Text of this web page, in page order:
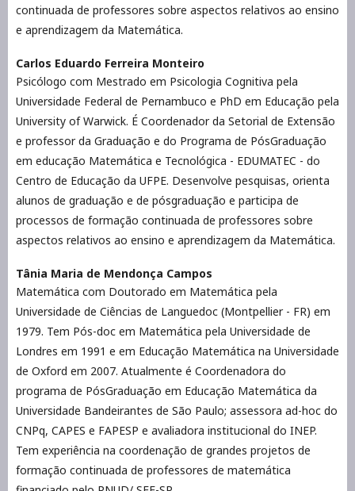
continuada de professores sobre aspectos relativos ao ensino
e aprendizagem da Matemática.
Carlos Eduardo Ferreira Monteiro
Psicólogo com Mestrado em Psicologia Cognitiva pela
Universidade Federal de Pernambuco e PhD em Educação pela
University of Warwick. É Coordenador da Setorial de Extensão
e professor da Graduação e do Programa de PósGraduação
em educação Matemática e Tecnológica - EDUMATEC - do
Centro de Educação da UFPE. Desenvolve pesquisas, orienta
alunos de graduação e de pósgraduação e participa de
processos de formação continuada de professores sobre
aspectos relativos ao ensino e aprendizagem da Matemática.
Tânia Maria de Mendonça Campos
Matemática com Doutorado em Matemática pela
Universidade de Ciências de Languedoc (Montpellier - FR) em
1979. Tem Pós-doc em Matemática pela Universidade de
Londres em 1991 e em Educação Matemática na Universidade
de Oxford em 2007. Atualmente é Coordenadora do
programa de PósGraduação em Educação Matemática da
Universidade Bandeirantes de São Paulo; assessora ad-hoc do
CNPq, CAPES e FAPESP e avaliadora institucional do INEP.
Tem experiência na coordenação de grandes projetos de
formação continuada de professores de matemática